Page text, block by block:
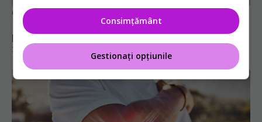
prematură. Femeile, mai afectate
13 iun 2022, 09:32 Consimțământ
Gestionați opțiunile